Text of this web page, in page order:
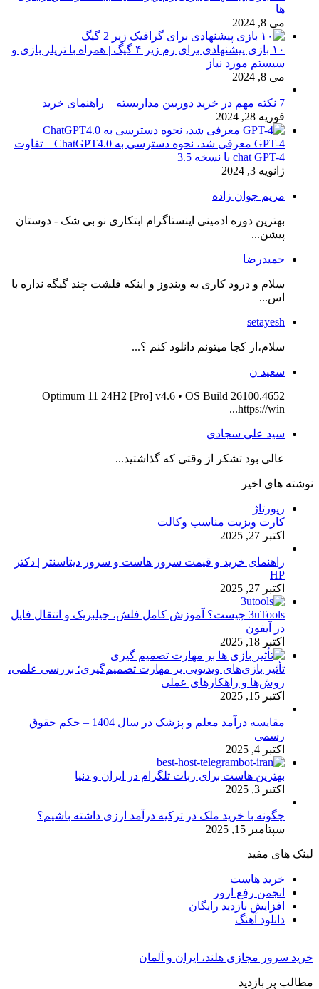
ها
می 8, 2024
۱۰ بازی پیشنهادی برای رم زیر ۴ گیگ | همراه با تریلر بازی و
سیستم مورد نیاز
می 8, 2024
7 نکته مهم در خرید دوربین مداربسته + راهنمای خرید
فوریه 28, 2024
GPT-4 معرفی شد، نحوه دسترسی به ChatGPT4.0 – تفاوت
chat GPT-4 با نسخه 3.5
ژانویه 3, 2024
مریم جوان زاده
بهترین دوره ادمینی اینستاگرام ابتکاری نو بی شک - دوستان
پیشن...
حمیدرضا
سلام و درود کاری به ویندوز و اینکه فلشت چند گیگه نداره با
اس...
setayesh
سلام،از کجا میتونم دانلود کنم ؟...
سعید ن
Optimum 11 24H2 [Pro] v4.6 • OS Build 26100.4652
https://win...
سید علی سجادی
عالی بود تشکر از وقتی که گذاشتید...
نوشته های اخیر
رپورتاژ
کارت ویزیت مناسب وکالت
اکتبر 27, 2025
راهنمای خرید و قیمت سرور هاست و سرور دیتاسنتر | دکتر
HP
اکتبر 27, 2025
3uTools چیست؟ آموزش کامل فلش، جیلبریک و انتقال فایل
در آیفون
اکتبر 18, 2025
تأثیر بازی‌های ویدیویی بر مهارت تصمیم‌گیری؛ بررسی علمی،
روش‌ها و راهکارهای عملی
اکتبر 15, 2025
مقایسه درآمد معلم و پزشک در سال 1404 – حکم حقوق
رسمی
اکتبر 4, 2025
بهترین هاست برای ربات تلگرام در ایران و دنیا
اکتبر 3, 2025
چگونه با خرید ملک در ترکیه درآمد ارزی داشته باشیم؟
سپتامبر 15, 2025
لینک های مفید
خرید هاست
انجمن رفع ارور
افزایش بازدید رایگان
دانلود آهنگ
خرید سرور مجازی هلند، ایران و آلمان
مطالب پر بازدید